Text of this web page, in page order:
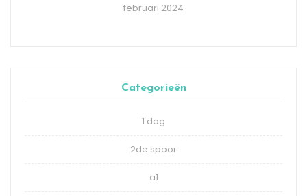
februari 2024
Categorieën
1 dag
2de spoor
a1